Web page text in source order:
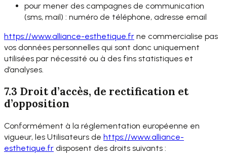
pour mener des campagnes de communication
(sms, mail) : numéro de téléphone, adresse email
https://www.alliance-esthetique.fr ne commercialise pas
vos données personnelles qui sont donc uniquement
utilisées par nécessité ou à des fins statistiques et
d’analyses.
7.3 Droit d’accès, de rectification et
d’opposition
Conformément à la réglementation européenne en
vigueur, les Utilisateurs de https://www.alliance-
esthetique.fr disposent des droits suivants :